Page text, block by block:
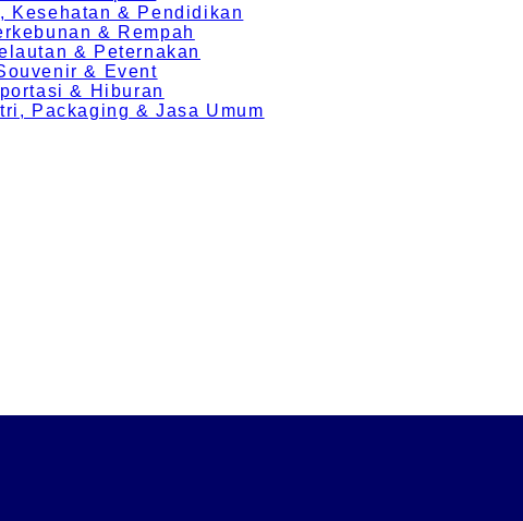
Kesehatan & Pendidikan
& Rempah
& Peternakan
& Event
& Hiburan
Packaging & Jasa Umum